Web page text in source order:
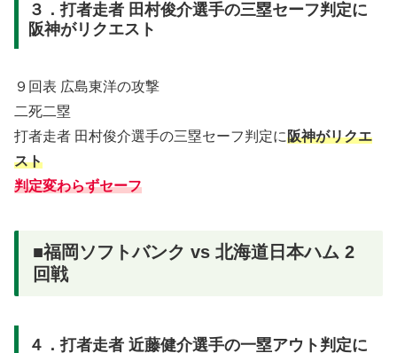
３．打者走者 田村俊介選手の三塁セーフ判定に
阪神がリクエスト
９回表 広島東洋の攻撃
二死二塁
打者走者 田村俊介選手の三塁セーフ判定に阪神がリクエ
スト
判定変わらずセーフ
■福岡ソフトバンク vs 北海道日本ハム 2
回戦
４．打者走者 近藤健介選手の一塁アウト判定に